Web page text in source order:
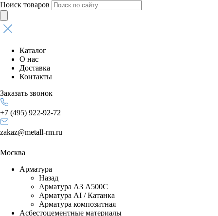
Поиск товаров
Каталог
О нас
Доставка
Контакты
Заказать звонок
+7 (495) 922-92-72
zakaz@metall-rm.ru
Москва
Арматура
Назад
Арматура А3 А500С
Арматура АI / Катанка
Арматура композитная
Асбестоцементные материалы